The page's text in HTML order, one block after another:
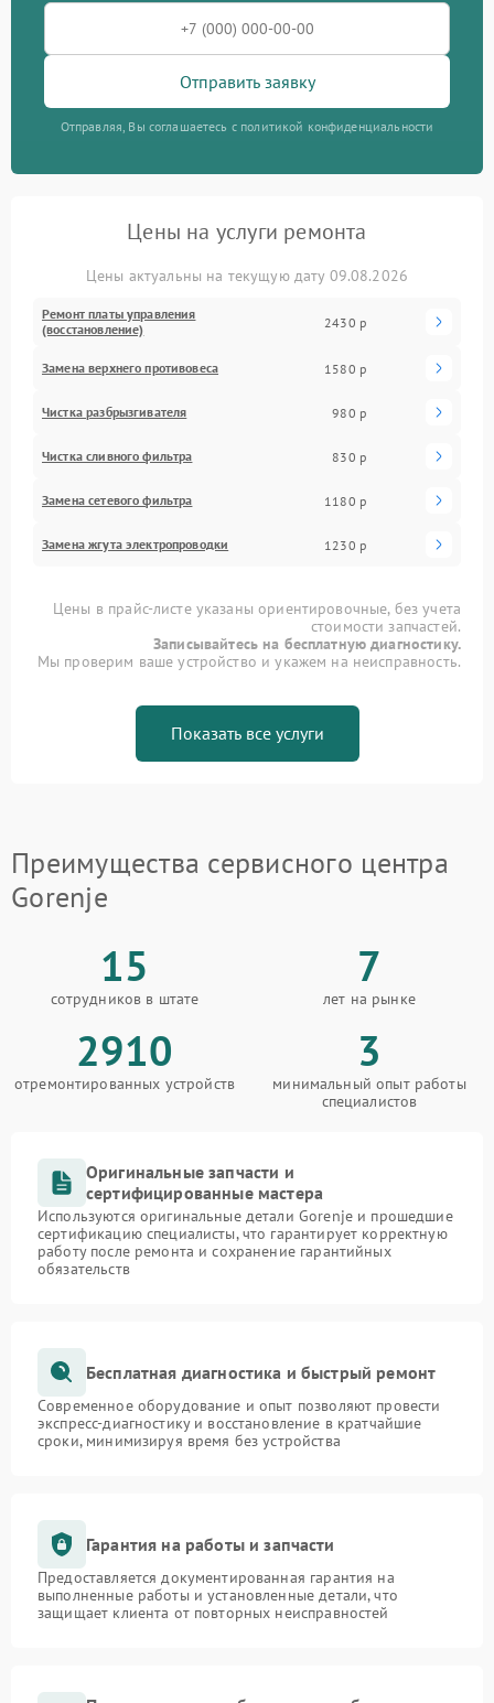
Отправить заявку
Отправляя, Вы соглашаетесь с политикой конфиденциальности
Цены на услуги ремонта
Цены актуальны на текущую дату 09.08.2026
Ремонт платы управления
(восстановление)
2430 р
Замена верхнего противовеса 1580 р
Чистка разбрызгивателя 980 р
Чистка сливного фильтра 830 р
Замена сетевого фильтра 1180 р
Замена жгута электропроводки 1230 р
Цены в прайс-листе указаны ориентировочные, без учета
стоимости запчастей.
Записывайтесь на бесплатную диагностику.
Мы проверим ваше устройство и укажем на неисправность.
Показать все услуги
Преимущества сервисного центра
Gorenje
15
сотрудников в штате
7
лет на рынке
2910
отремонтированных устройств
3
минимальный опыт работы
специалистов
Оригинальные запчасти и
сертифицированные мастера
Используются оригинальные детали Gorenje и прошедшие
сертификацию специалисты, что гарантирует корректную
работу после ремонта и сохранение гарантийных
обязательств
Бесплатная диагностика и быстрый ремонт
Современное оборудование и опыт позволяют провести
экспресс-диагностику и восстановление в кратчайшие
сроки, минимизируя время без устройства
Гарантия на работы и запчасти
Предоставляется документированная гарантия на
выполненные работы и установленные детали, что
защищает клиента от повторных неисправностей